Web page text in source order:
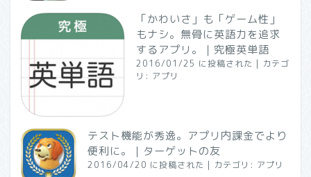
「かわいさ」も「ゲーム性」
もナシ。無骨に英語力を追求
するアプリ。｜究極英単語
2016/01/25 に投稿された | カテゴ
リ: アプリ
テスト機能が秀逸。アプリ内課金でより
便利に。｜ターゲットの友
2016/04/20 に投稿された | カテゴリ: アプリ